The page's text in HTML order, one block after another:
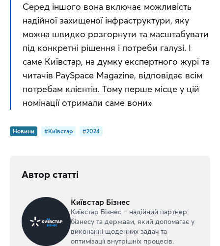
Серед іншого вона включає можливість
надійної захищеної інфраструктури, яку
можна швидко розгорнути та масштабувати
під конкретні рішення і потреби галузі. І
саме Київстар, на думку експертного журі та
читачів PaySpace Magazine, відповідає всім
потребам клієнтів. Тому перше місце у цій
номінації отримали саме вони»
Новини #Київстар #2024
Автор статті
Київстар Бізнес
Київстар Бізнес – надійний партнер
бізнесу та держави, який допомагає у
виконанні щоденних задач та
оптимізації внутрішніх процесів.